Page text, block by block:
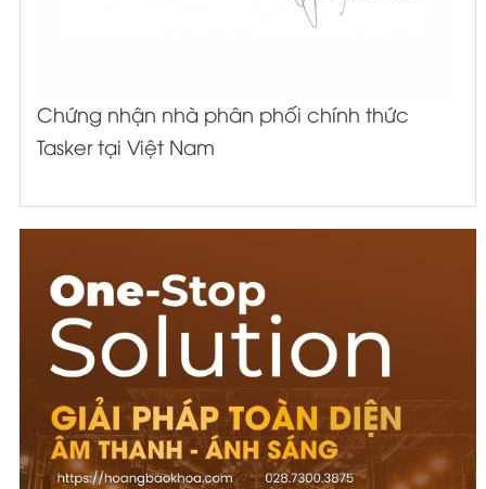
Chứng nhận nhà phân phối chính thức
Tasker tại Việt Nam